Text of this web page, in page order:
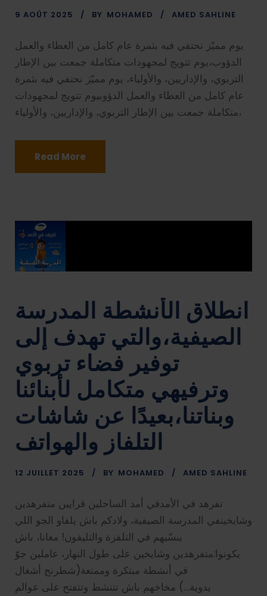
9 AOÛT 2025 BY MOHAMED AMED SAHLINE
يوم مميّز نحتفي فيه بثمرة عام كامل من العطاء والعمل
الدؤوب،يوم تتويج لمجهودات متكاملة جمعت بين الإطار
التربوي، والإداريين، والأولياء، يوم مميّز نحتفي فيه بثمرة
عام كامل من العطاء والعمل الدؤوبيوم تتويج لمجهودات
متكاملة جمعت بين الإطار التربوي، والإداريين، والأولياء،
Read More
انطلاق الأنشطة المدرسة
الصيفية،والتي تهدف إلى
توفير فضاء تربوي
وترفيهي متكامل لأبنائنا
وبناتنا،بعيدًا عن شاشات
التلفاز والهواتف
12 JUILLET 2025 BY MOHAMED AMED SAHLINE
تفرهد في الأمدفي أمد الساحلين قرايين متفرهدين
وشايخينفي المدرسة الصيفية، ولادكم باش يلقاو الجو اللي
ينسّيهم في التلفزة والتليفون! معانا، باش
يكونوا:متفرهدين وشايخين على طول النهار، عاملين جوّ
في أنشطة مبتكرة وممتعة(شطرنج أشغال
يدوية…) مخاخهم باش تتنشط وتتفتح على عوالم